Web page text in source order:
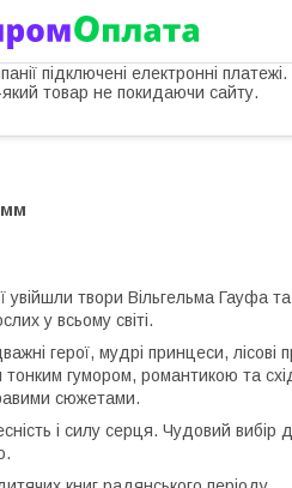
підключені електронні
товар не покидаючи сайту.
твори Вільгельма Гауфа
у всьому світі.
герої, мудрі принцеси, лісові
гумором, романтикою та
сюжетами.
і силу серця. Чудовий вибір